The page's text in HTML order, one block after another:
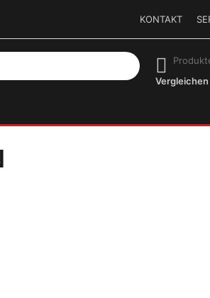
KONTAKT
erscheinen automatisch erste
Vergleichen